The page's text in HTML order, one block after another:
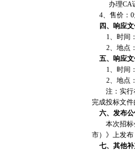
办理CA
4、售价：
四、响应
1、时间
2、地点
五、响应
1、时间
2、地点
注：实行
完成投标文件
六、发布
本次招
市）》上发布
七、其他